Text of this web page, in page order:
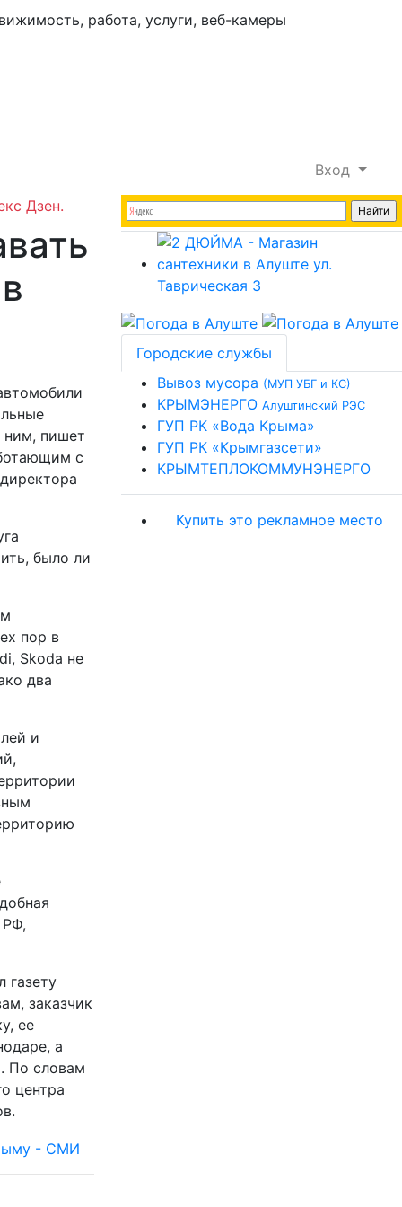
Вход
Дзен.
ним, пишет
с
было ли
пор в
Skoda не
два
и
РФ,
газету
заказчик
ее
а
По словам
центра
Городские службы
Вывоз мусора (МУП УБГ и КС)
КРЫМЭНЕРГО Алуштинский РЭС
ГУП РК «Вода Крыма»
ГУП РК «Крымгазсети»
КРЫМТЕПЛОКОММУНЭНЕРГО
Купить это рекламное место